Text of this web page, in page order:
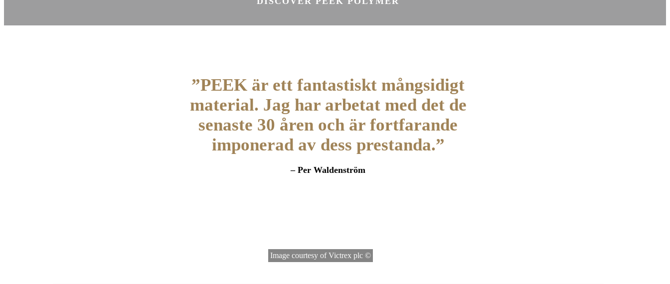
”PEEK är ett fantastiskt mångsidigt
material. Jag har arbetat med det de
senaste 30 åren och är fortfarande
imponerad av dess prestanda.”
– Per Waldenström